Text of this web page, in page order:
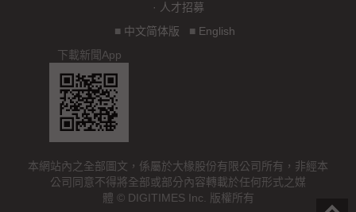
· 人才招募
■ 中文简体版 ■ English
下載新聞App
本網站內之全部圖文，係屬於大椽股份有限公司所有，非經本
公司同意不得將全部或部分內容轉載於任何形式之媒
體 © DIGITIMES Inc. 版權所有